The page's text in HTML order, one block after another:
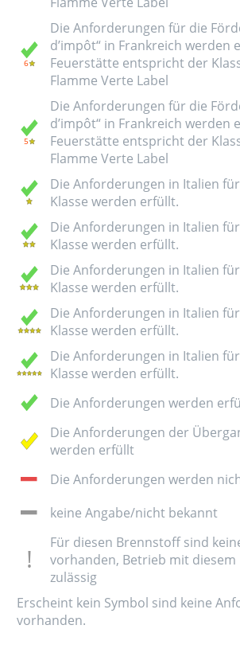
Die Anforderungen für die
d’impôt“ in Frankreich werden
Feuerstätte entspricht der
Flamme Verte Label
Die Anforderungen für die
d’impôt“ in Frankreich werden
Feuerstätte entspricht der
Flamme Verte Label
Die Anforderungen in Italien
Klasse werden erfüllt.
Die Anforderungen in Italien
Klasse werden erfüllt.
Die Anforderungen in Italien
Klasse werden erfüllt.
Die Anforderungen in Italien
Klasse werden erfüllt.
Die Anforderungen in Italien
Klasse werden erfüllt.
Die Anforderungen werden
Die Anforderungen der
werden erfüllt
Die Anforderungen werden
keine Angabe/nicht bekannt
Für diesen Brennstoff sind
vorhanden, Betrieb mit
zulässig
Erscheint kein Symbol sind keine
vorhanden.